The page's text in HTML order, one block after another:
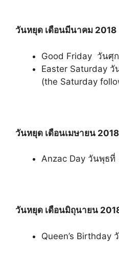
วันหยุด เดือนมีนาคม 2018
Good Friday วันศุ
Easter Saturday วั
(the Saturday
วันหยุด เดือนเมษายน 2018
Anzac Day วันพุธ
วันหยุด เดือนมิถุนายน
Queen’s Birthday